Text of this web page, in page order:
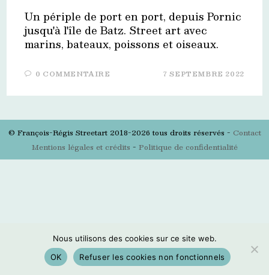
Un périple de port en port, depuis Pornic
jusqu'à l'île de Batz. Street art avec
marins, bateaux, poissons et oiseaux.
0 COMMENTAIRE 7 SEPTEMBRE 2022
© François-Régis Streetart 2018-2026 tous droits réservés - Contact
Mentions légales et crédits - Politique de confidentialité
Nous utilisons des cookies sur ce site web.
OK
Refuser les cookies non fonctionnels